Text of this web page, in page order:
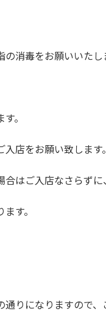
消毒をお願いいたし
。
店をお願い致します。
はご入店なさらずに
す。
りになりますので